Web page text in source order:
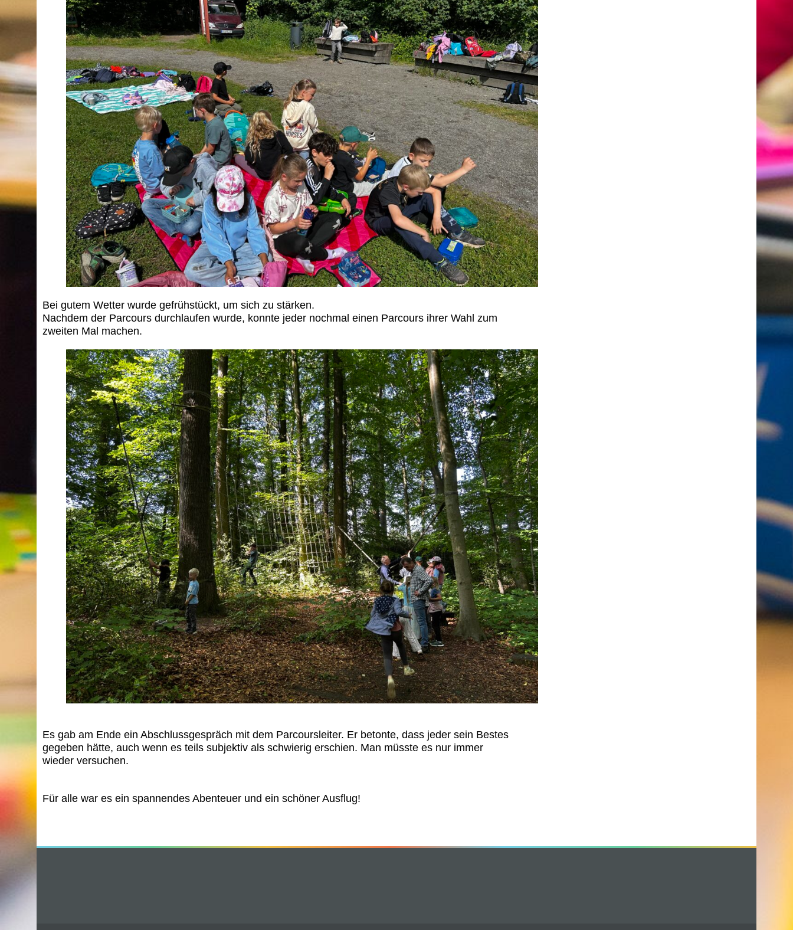
Bei gutem Wetter wurde gefrühstückt, um sich zu stärken.
Nachdem der Parcours durchlaufen wurde, konnte jeder nochmal einen Parcours ihrer Wahl zum
zweiten Mal machen.
Es gab am Ende ein Abschlussgespräch mit dem Parcoursleiter. Er betonte, dass jeder sein Bestes
gegeben hätte, auch wenn es teils subjektiv als schwierig erschien. Man müsste es nur immer
wieder versuchen.
Für alle war es ein spannendes Abenteuer und ein schöner Ausflug!